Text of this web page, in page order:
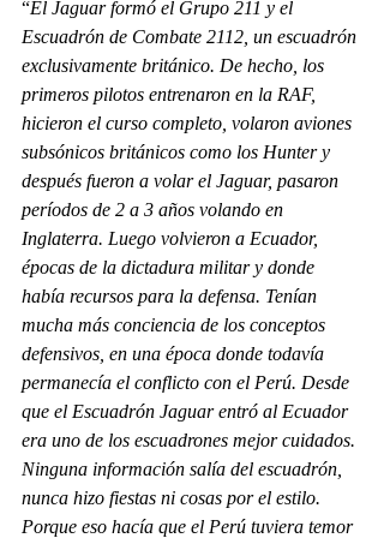
“El Jaguar formó el Grupo 211 y el
Escuadrón de Combate 2112, un escuadrón
exclusivamente británico. De hecho, los
primeros pilotos entrenaron en la RAF,
hicieron el curso completo, volaron aviones
subsónicos británicos como los Hunter y
después fueron a volar el Jaguar, pasaron
períodos de 2 a 3 años volando en
Inglaterra. Luego volvieron a Ecuador,
épocas de la dictadura militar y donde
había recursos para la defensa. Tenían
mucha más conciencia de los conceptos
defensivos, en una época donde todavía
permanecía el conflicto con el Perú. Desde
que el Escuadrón Jaguar entró al Ecuador
era uno de los escuadrones mejor cuidados.
Ninguna información salía del escuadrón,
nunca hizo fiestas ni cosas por el estilo.
Porque eso hacía que el Perú tuviera temor